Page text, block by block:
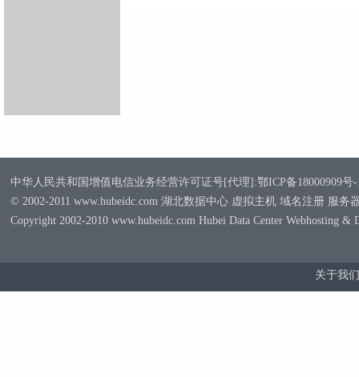
中华人民共和国增值电信业务经营许可证号[代理]:鄂ICP备18000909号-
© 2002-2011 www.hubeidc.com 湖北数据中心 虚拟主机 域名注册 服务
Copyright 2002-2010 www.hubeidc.com Hubei Data Center Webhosting &
关于我们